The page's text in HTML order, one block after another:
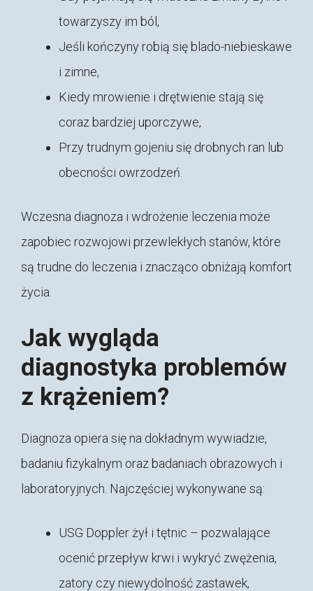
towarzyszy im ból,
Jeśli kończyny robią się blado-niebieskawe
i zimne,
Kiedy mrowienie i drętwienie stają się
coraz bardziej uporczywe,
Przy trudnym gojeniu się drobnych ran lub
obecności owrzodzeń.
Wczesna diagnoza i wdrożenie leczenia może
zapobiec rozwojowi przewlekłych stanów, które
są trudne do leczenia i znacząco obniżają komfort
życia.
Jak wygląda
diagnostyka problemów
z krążeniem?
Diagnoza opiera się na dokładnym wywiadzie,
badaniu fizykalnym oraz badaniach obrazowych i
laboratoryjnych. Najczęściej wykonywane są:
USG Doppler żył i tętnic – pozwalające
ocenić przepływ krwi i wykryć zwężenia,
zatory czy niewydolność zastawek,